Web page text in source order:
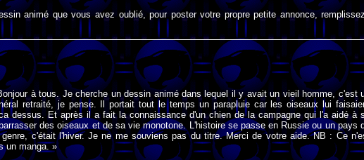
animé que vous avez oublié, pour poster votre propre petite annonce,
à tous. Je cherche un dessin animé dans lequel il y avait un vieil homme, c'est
retraité, je pense. Il portait tout le temps un parapluie car les oiseaux lui
dessus. Et après il a fait la connaissance d'un chien de la campagne qui l'a aidé à
des oiseaux et de sa vie monotone. L'histoire se passe en Russie ou un pays
c'était l'hiver. Je ne me souviens pas du titre. Merci de votre aide. NB : Ce
un manga. »